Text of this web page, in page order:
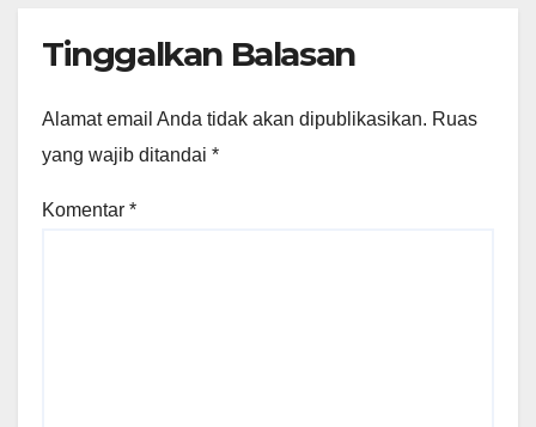
Tinggalkan Balasan
Alamat email Anda tidak akan dipublikasikan. Ruas
yang wajib ditandai *
Komentar *